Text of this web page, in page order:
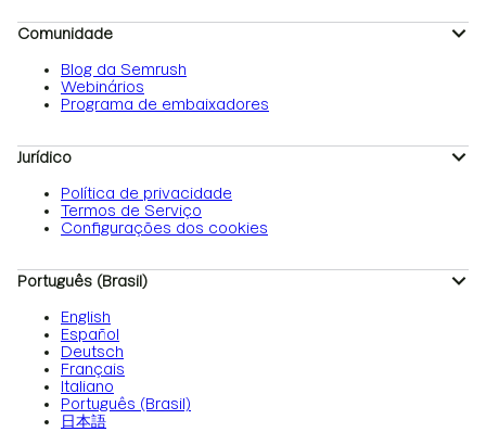
Comunidade
Blog da Semrush
Webinários
Programa de embaixadores
Jurídico
Política de privacidade
Termos de Serviço
Configurações dos cookies
Português (Brasil)
English
Español
Deutsch
Français
Italiano
Português (Brasil)
日本語